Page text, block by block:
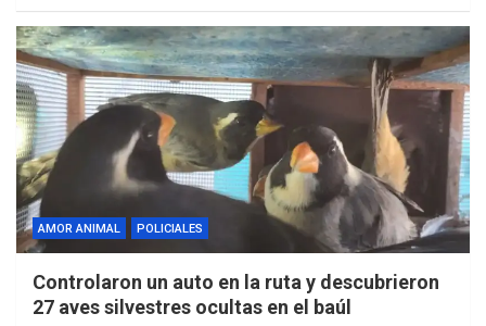
AMOR ANIMAL POLICIALES
Controlaron un auto en la ruta y descubrieron
27 aves silvestres ocultas en el baúl